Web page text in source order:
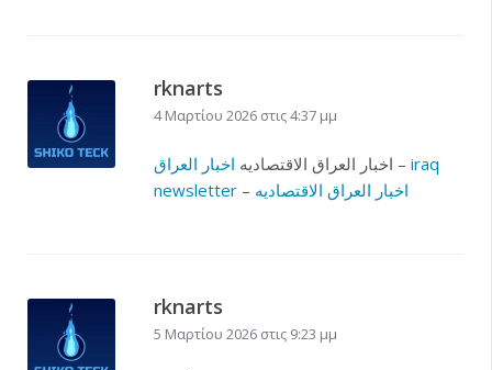
rknarts
4 Μαρτίου 2026 στις 4:37 μμ
اخبار العراق الاقتصاديه اخبار العراق – iraq
newsletter – اخبار العراق الاقتصاديه
rknarts
5 Μαρτίου 2026 στις 9:23 μμ